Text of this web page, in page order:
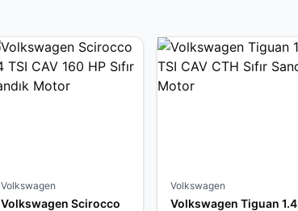
Volkswagen
Volkswagen Scirocco
Volkswagen
Volkswagen Tiguan 1.4